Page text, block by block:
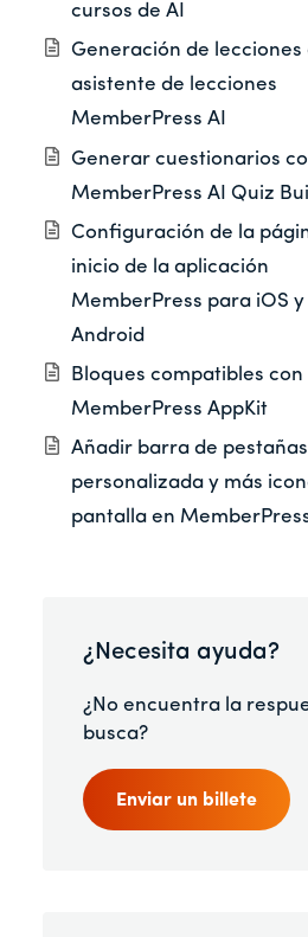
cursos de AI
Generación de lecciones
asistente de lecciones
MemberPress AI
Generar cuestionarios
MemberPress AI Quiz
Configuración de la
inicio de la aplicación
MemberPress para iOS y
Android
Bloques compatibles con
MemberPress AppKit
Añadir barra de pestañas
personalizada y más
pantalla en
¿Necesita ayuda?
¿No encuentra la
busca?
Enviar un billete